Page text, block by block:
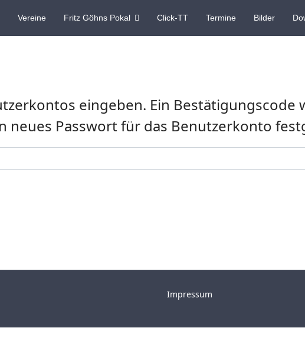
Vereine Fritz Göhns Pokal Click-TT Termine Bilder
eingeben. Ein Bestätigungscode
neues Passwort für das Benutzerkonto
Impressum